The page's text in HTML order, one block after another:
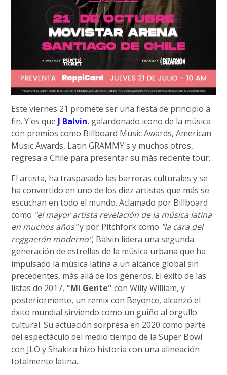
Este viernes 21 promete ser una fiesta de principio a
fin. Y es que J Balvin, galardonado icono de la música
con premios como Billboard Music Awards, American
Music Awards, Latin GRAMMY's y muchos otros,
regresa a Chile para presentar su más reciente tour.
El artista, ha traspasado las barreras culturales y se
ha convertido en uno de los diez artistas que más se
escuchan en todo el mundo. Aclamado por Billboard
como "el mayor artista revelación de la música latina
en muchos años"y por Pitchfork como "la cara del
reggaetón moderno", Balvin lidera una segunda
generación de estrellas de la música urbana que ha
impulsado la música latina a un alcance global sin
precedentes, más allá de los géneros. El éxito de las
listas de 2017, "Mi Gente" con Willy William, y
posteriormente, un remix con Beyonce, alcanzó el
éxito mundial sirviendo como un guiño al orgullo
cultural. Su actuación sorpresa en 2020 como parte
del espectáculo del medio tiempo de la Super Bowl
con JLO y Shakira hizo historia con una alineación
totalmente latina.